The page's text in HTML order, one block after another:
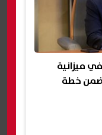
ميزانية
ضمن خطة